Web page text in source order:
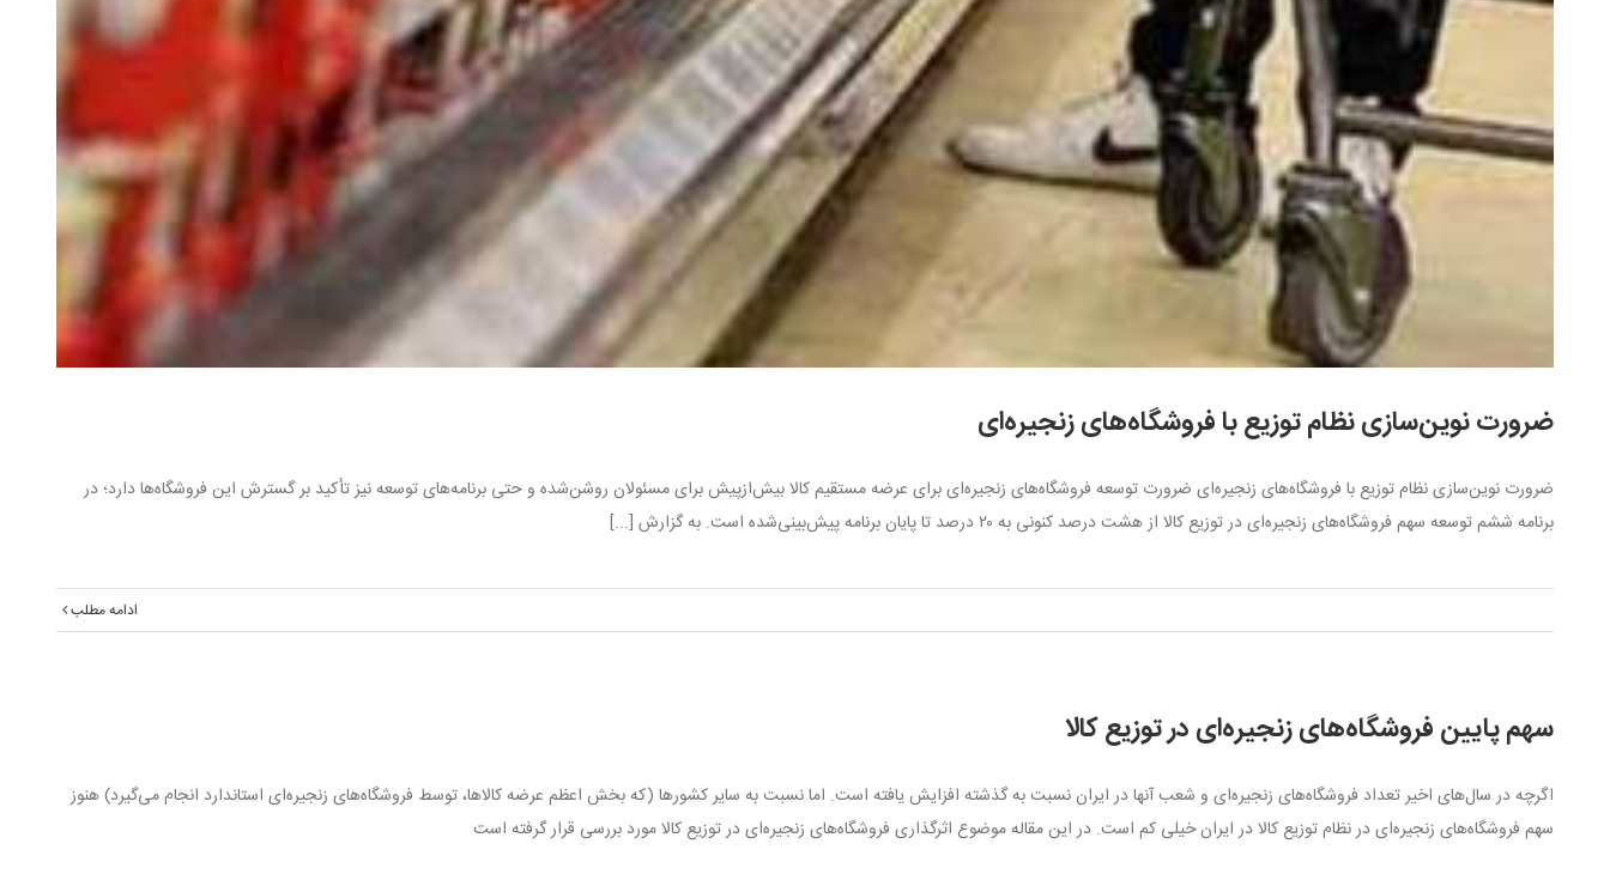
ضرورت نوین‌سازی نظام توزیع با فروشگاه‌های زنجیره‌ای
ضرورت نوین‌سازی نظام توزیع با فروشگاه‌های زنجیره‌ای ضرورت توسعه فروشگاه‌های زنجیره‌ای برای عرضه مستقیم کالا بیش‌ازپیش برای مسئولان روشن‌شده و حتی برنامه‌های توسعه نیز تأکید بر گسترش این فروشگاه‌ها دارد؛ در
برنامه ششم توسعه سهم فروشگاه‌های زنجیره‌ای در توزیع کالا از هشت درصد کنونی به ۲۰ درصد تا پایان برنامه پیش‌بینی‌شده است. به گزارش [...]
ادامه مطلب
سهم پایین فروشگاه‌های زنجیره‌ای در توزیع کالا
اگرچه در سال‌های اخیر تعداد فروشگاه‌های زنجیره‌ای و شعب آنها در ایران نسبت به گذشته افزایش یافته است. اما نسبت به سایر کشورها (که بخش اعظم عرضه کالاها، توسط فروشگاه‌های زنجیره‌ای استاندارد انجام می‌گیرد) هنوز
سهم فروشگاه‌های زنجیره‌ای در نظام توزیع کالا در ایران خیلی کم است. در این مقاله موضوع اثرگذاری فروشگاه‌های زنجیره‌ای در توزیع کالا مورد بررسی قرار گرفته است